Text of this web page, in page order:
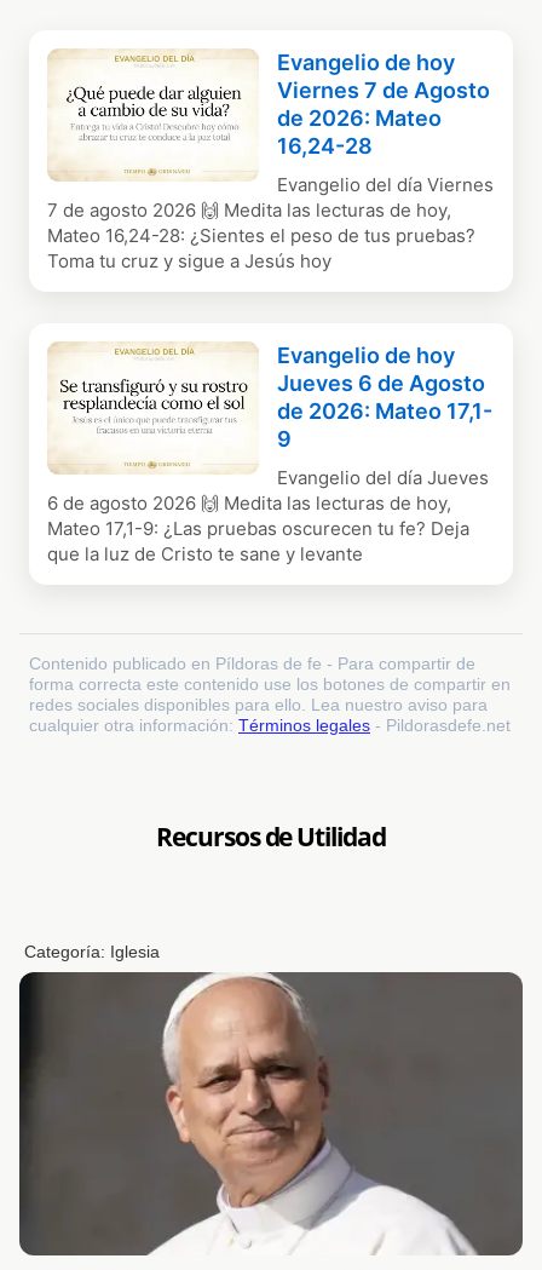
Evangelio de hoy
Viernes 7 de Agosto
de 2026: Mateo
16,24-28
Evangelio del día Viernes
7 de agosto 2026 🙌 Medita las lecturas de hoy,
Mateo 16,24-28: ¿Sientes el peso de tus pruebas?
Toma tu cruz y sigue a Jesús hoy
Evangelio de hoy
Jueves 6 de Agosto
de 2026: Mateo 17,1-
9
Evangelio del día Jueves
6 de agosto 2026 🙌 Medita las lecturas de hoy,
Mateo 17,1-9: ¿Las pruebas oscurecen tu fe? Deja
que la luz de Cristo te sane y levante
Contenido publicado en Píldoras de fe - Para compartir de
forma correcta este contenido use los botones de compartir en
redes sociales disponibles para ello. Lea nuestro aviso para
cualquier otra información: Términos legales - Pildorasdefe.net
Recursos de Utilidad
Categoría: Iglesia